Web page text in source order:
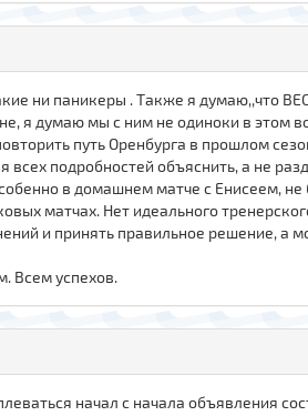
ни паникеры . Также я думаю,,что
я думаю мы с ним не одиноки в этом
путь Оренбурга в прошлом
подробностей объяснить, а не
в домашнем матче с Енисеем, не
матчах. Нет идеального
и принять правильное решение, а
Всем успехов.
начал с начала объявления